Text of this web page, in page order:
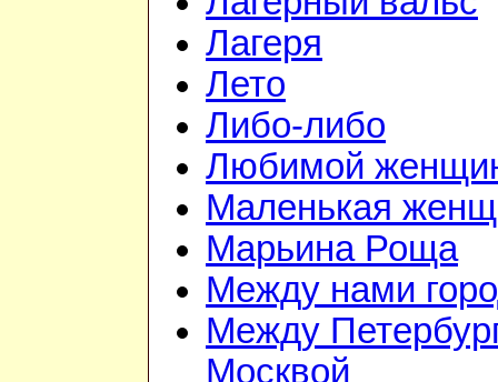
Лагеря
Лето
Либо-либо
Любимой
Маленькая
Марьина Роща
Между нами
Между
Москвой